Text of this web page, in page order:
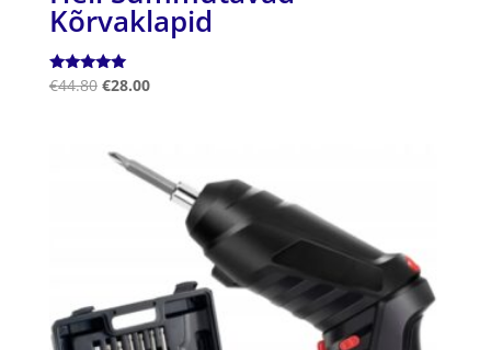
Kõrvaklapid
Hinnanguga
€44.80 €28.00